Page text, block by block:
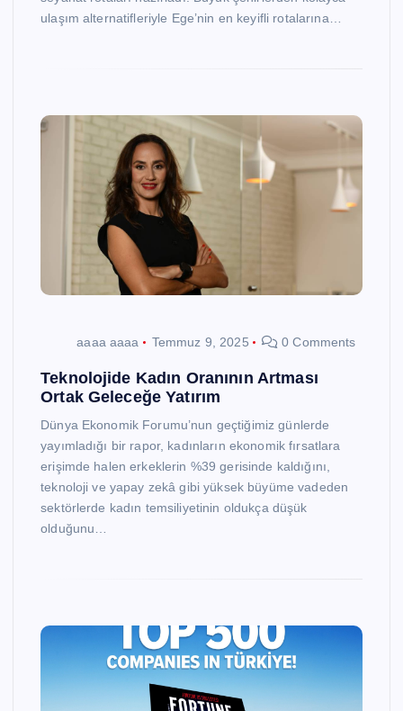
ulaşım alternatifleriyle Ege’nin en keyifli rotalarına…
aaaa aaaa Temmuz 9, 2025 0 Comments
Teknolojide Kadın Oranının Artması
Ortak Geleceğe Yatırım
Dünya Ekonomik Forumu’nun geçtiğimiz günlerde
yayımladığı bir rapor, kadınların ekonomik fırsatlara
erişimde halen erkeklerin %39 gerisinde kaldığını,
teknoloji ve yapay zekâ gibi yüksek büyüme vadeden
sektörlerde kadın temsiliyetinin oldukça düşük
olduğunu…